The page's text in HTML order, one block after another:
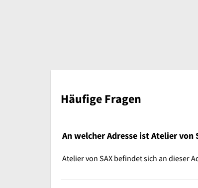
Häufige Fragen
An welcher Adresse ist Atelier von
Atelier von SAX befindet sich an dieser